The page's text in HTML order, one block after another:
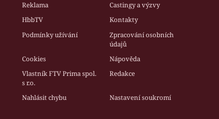
Reklama
Castingy a výzvy
HbbTV
Kontakty
Podmínky užívání
Zpracování osobních
údajů
Cookies
Nápověda
Vlastník FTV Prima spol.
s r.o.
Redakce
Nahlásit chybu Nastavení soukromí